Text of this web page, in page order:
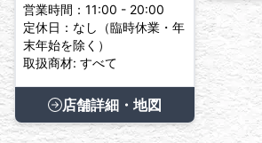
営業時間：11:00 - 20:00
定休日：なし（臨時休業・年
末年始を除く）
取扱商材: すべて
店舗詳細・地図